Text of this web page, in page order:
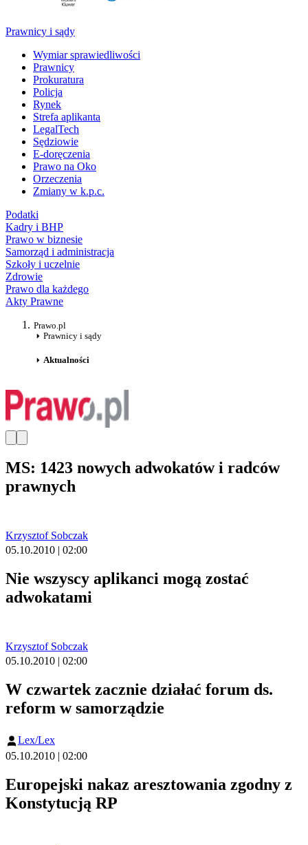
Prawnicy i sądy
Wymiar sprawiedliwości
Prawnicy
Prokuratura
Policja
Rynek
Strefa aplikanta
LegalTech
Sędziowie
E-doręczenia
Prawo na Oko
Orzeczenia
Zmiany w k.p.c.
Podatki
Kadry i BHP
Prawo w biznesie
Samorząd i administracja
Szkoły i uczelnie
Zdrowie
Prawo dla każdego
Akty Prawne
Prawo.pl
Prawnicy i sądy
Aktualności
MS: 1423 nowych adwokatów i radców
prawnych
Krzysztof Sobczak
05.10.2010 | 02:00
Nie wszyscy aplikanci mogą zostać
adwokatami
Krzysztof Sobczak
05.10.2010 | 02:00
W czwartek zacznie działać forum ds.
reform w samorządzie
Lex/Lex
05.10.2010 | 02:00
Europejski nakaz aresztowania zgodny z
Konstytucją RP